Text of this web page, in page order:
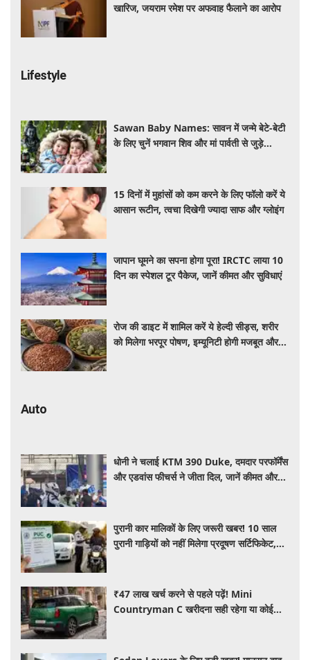
खारिज, जयराम रमेश पर अफवाह फैलाने का आरोप
Lifestyle
Sawan Baby Names: सावन में जन्मे बेटे-बेटी
के लिए चुनें भगवान शिव और मां पार्वती से जुड़े
15 दिनों में मुहांसों को कम करने के लिए फॉलो करें ये
आसान रूटीन, त्वचा दिखेगी ज्यादा साफ और ग्लोइंग
जापान घूमने का सपना होगा पूरा! IRCTC लाया 10
दिन का स्पेशल टूर पैकेज, जानें कीमत और सुविधाएं
रोज की डाइट में शामिल करें ये हेल्दी सीड्स, शरीर
को मिलेगा भरपूर पोषण, इम्यूनिटी होगी मजबूत और
Auto
धोनी ने चलाई KTM 390 Duke, दमदार परफॉर्मेंस
और एडवांस फीचर्स ने जीता दिल, जानें कीमत और
पुरानी कार मालिकों के लिए जरूरी खबर! 10 साल
पुरानी गाड़ियों को नहीं मिलेगा प्रदूषण सर्टिफिकेट,
₹47 लाख खर्च करने से पहले पढ़ें! Mini
Countryman C खरीदना सही रहेगा या कोई